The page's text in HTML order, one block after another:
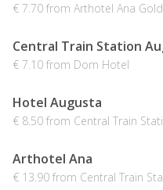
€ 7.70 from Arthotel Ana Gold
Central Train Station
€ 7.10 from Dom Hotel
Hotel Augusta
€ 8.50 from Central Train
Arthotel Ana
€ 13.90 from Central Train